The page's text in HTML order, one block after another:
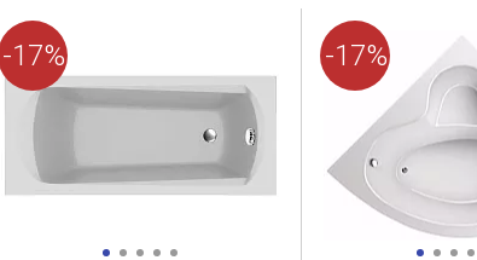
-17% -17%